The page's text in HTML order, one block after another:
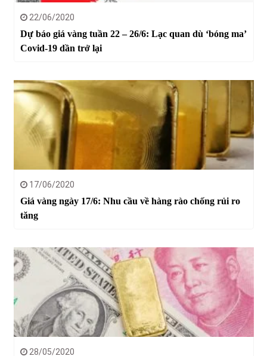
22/06/2020
Dự báo giá vàng tuần 22 – 26/6: Lạc quan dù ‘bóng ma’
Covid-19 dần trở lại
17/06/2020
Giá vàng ngày 17/6: Nhu cầu về hàng rào chống rủi ro
tăng
28/05/2020